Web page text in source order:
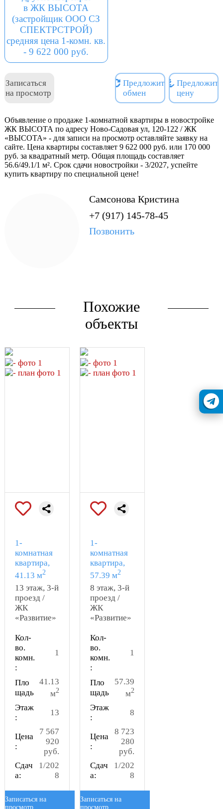
в ЖК ВЫСОТА
(застройщик ООО СЗ
СПЕКТРСТРОЙ)
средняя цена 1-комн. кв.
- 9 622 000 руб.
Записаться
на просмотр
Своя крышная котельная.
Объект долевого
строительства реализуется
214 ФЗ.
Проектная декларация на
https://наш.дом.рф
Специализированный
застройщик - ООО СЗ
СПЕКТРСТРОЙ
Предложить
обмен
Предложить
цену
Объявление о продаже 1-комнатной квартиры в новостройке
ЖК ВЫСОТА по адресу Ново-Садовая ул, 120-122 / ЖК
«ВЫСОТА» - для записи на просмотр оставляйте заявку на
сайте. Цена квартиры составляет 9 622 000 руб. или 170 000
руб. за квадратный метр. Общая площадь составляет
56.6/49.1/1 м². Срок сдачи новостройки - 3/2027, успейте
купить квартиру по специальной цене!
Самсонова Кристина
+7 (917) 145-78-45
Позвонить
Похожие
объекты
1-
комнатная
квартира,
41.13 м2
13 этаж, 3-й
проезд /
ЖК
«Развитие»
Кол-
во.
комн.
:
1
Пло
щадь
41.13
м2
Этаж
:
13
Цена
:
7 567
920
руб.
Сдач
а:
1/202
8
Записаться на
просмотр
1-
комнатная
квартира,
57.39 м2
8 этаж, 3-й
проезд /
ЖК
«Развитие»
Кол-
во.
комн.
:
1
Пло
щадь
57.39
м2
Этаж
:
8
Цена
:
8 723
280
руб.
Сдач
а:
1/202
8
Записаться на
просмотр